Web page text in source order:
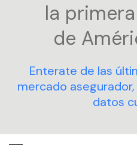
la
de
Enterate de las
mercado
datos